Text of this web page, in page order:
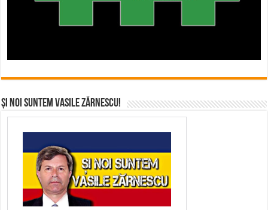
Și noi suntem Vasile Zărnescu!